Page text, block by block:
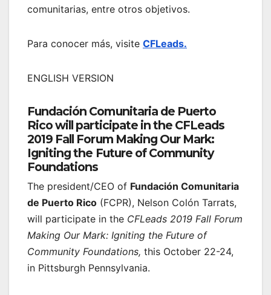
comunitarias, entre otros objetivos.
Para conocer más, visite CFLeads.
ENGLISH VERSION
Fundación Comunitaria de Puerto
Rico will participate in the CFLeads
2019 Fall Forum Making Our Mark:
Igniting the Future of Community
Foundations
The president/CEO of Fundación Comunitaria
de Puerto Rico (FCPR), Nelson Colón Tarrats,
will participate in the CFLeads 2019 Fall Forum
Making Our Mark: Igniting the Future of
Community Foundations, this October 22-24,
in Pittsburgh Pennsylvania.